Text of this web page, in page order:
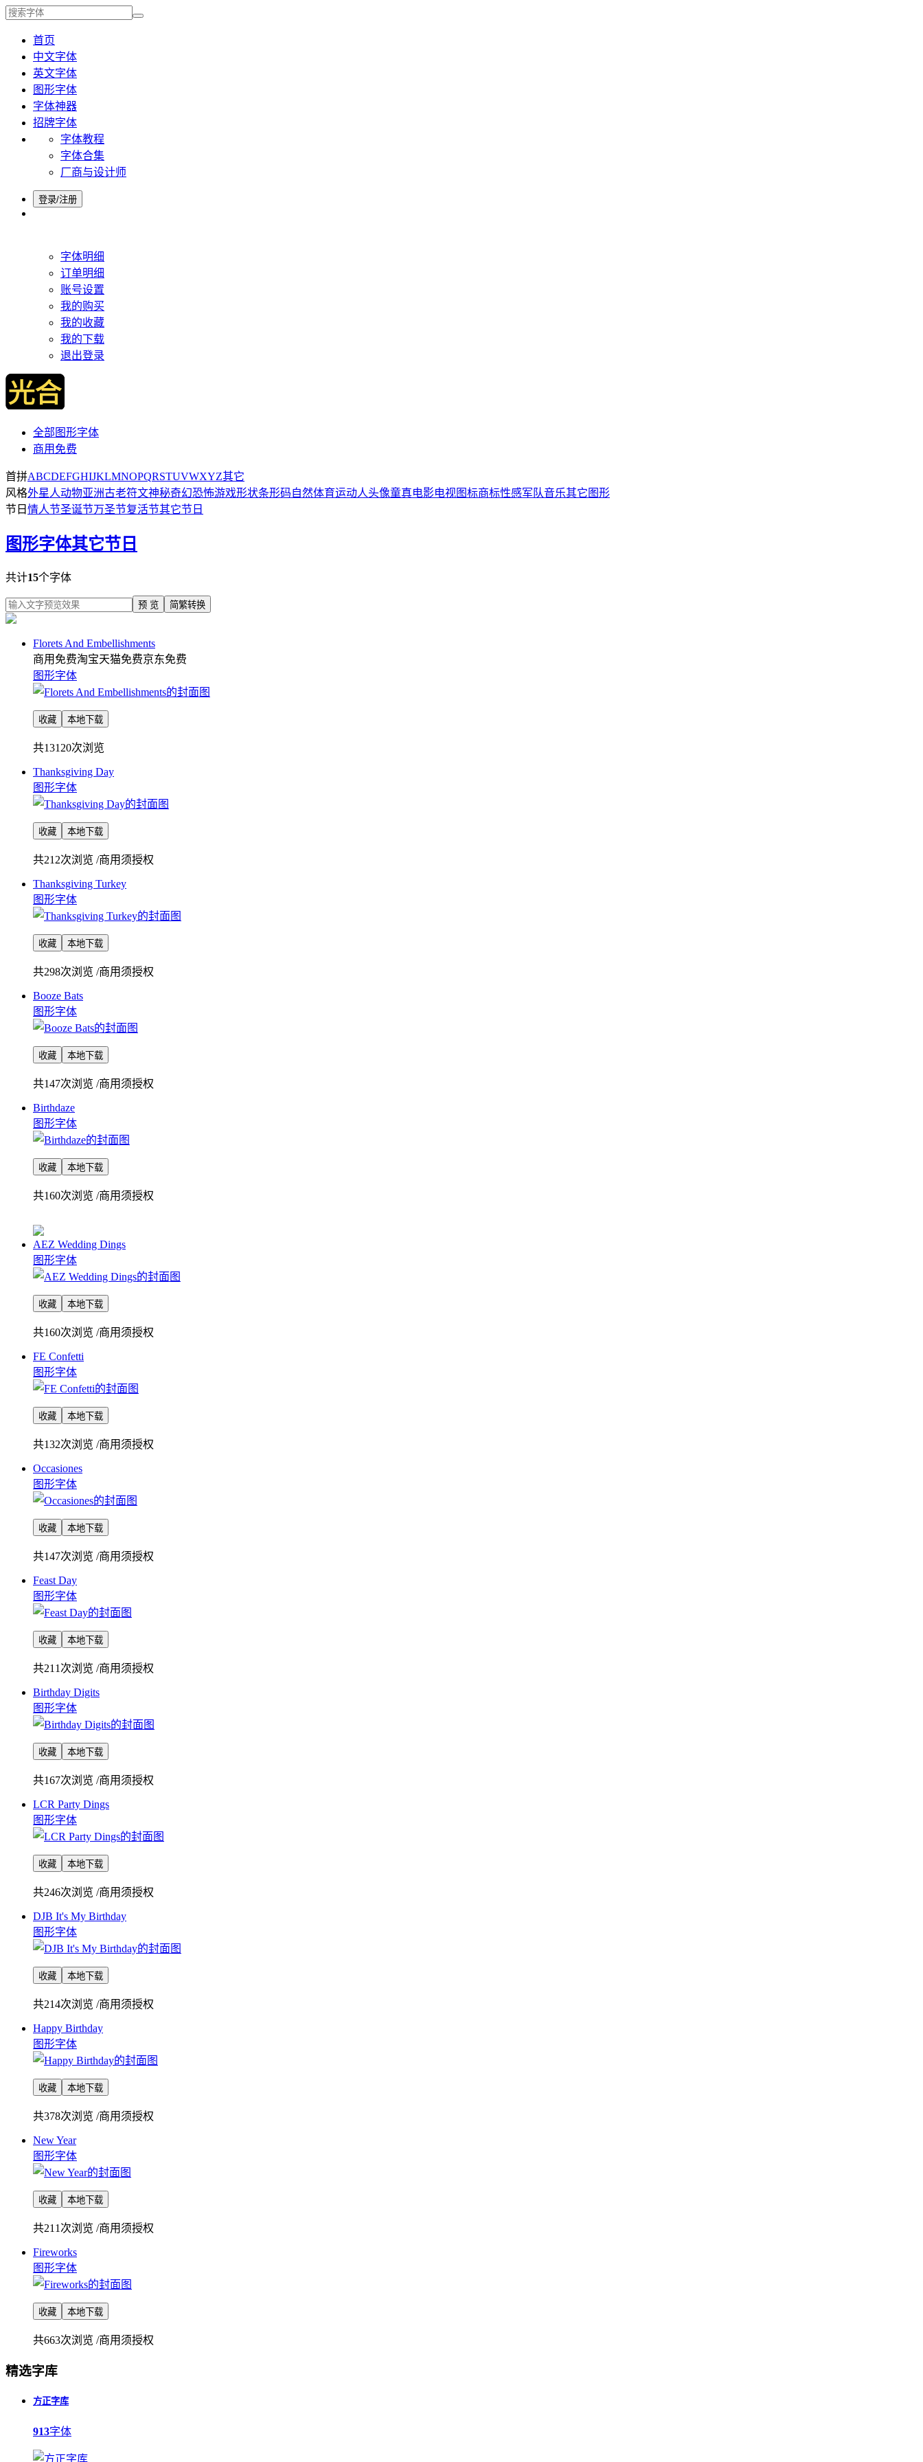
首页
中文字体
英文字体
图形字体
字体神器
招牌字体
字体教程
字体合集
厂商与设计师
登录/注册
字体明细
订单明细
账号设置
我的购买
我的收藏
我的下载
退出登录
全部图形字体
商用免费
首拼ABCDEFGHIJKLMNOPQRSTUVWXYZ其它
风格外星人动物亚洲古老符文神秘奇幻恐怖游戏形状条形码自然体育运动人头像童真电影电视图标商标性感军队音乐其它图形
节日 情人节圣诞节万圣节复活节其它节日
图形字体其它节日
共计15个字体
预 览 简繁转换
Florets And Embellishments
商用免费淘宝天猫免费京东免费
图形字体
收藏 本地下载
共13120次浏览
Thanksgiving Day
图形字体
收藏 本地下载
共212次浏览 /商用须授权
Thanksgiving Turkey
图形字体
收藏 本地下载
共298次浏览 /商用须授权
Booze Bats
图形字体
收藏 本地下载
共147次浏览 /商用须授权
Birthdaze
图形字体
收藏 本地下载
共160次浏览 /商用须授权
AEZ Wedding Dings
图形字体
收藏 本地下载
共160次浏览 /商用须授权
FE Confetti
图形字体
收藏 本地下载
共132次浏览 /商用须授权
Occasiones
图形字体
收藏 本地下载
共147次浏览 /商用须授权
Feast Day
图形字体
收藏 本地下载
共211次浏览 /商用须授权
Birthday Digits
图形字体
收藏 本地下载
共167次浏览 /商用须授权
LCR Party Dings
图形字体
收藏 本地下载
共246次浏览 /商用须授权
DJB It's My Birthday
图形字体
收藏 本地下载
共214次浏览 /商用须授权
Happy Birthday
图形字体
收藏 本地下载
共378次浏览 /商用须授权
New Year
图形字体
收藏 本地下载
共211次浏览 /商用须授权
Fireworks
图形字体
收藏 本地下载
共663次浏览 /商用须授权
精选字库
方正字库
913字体